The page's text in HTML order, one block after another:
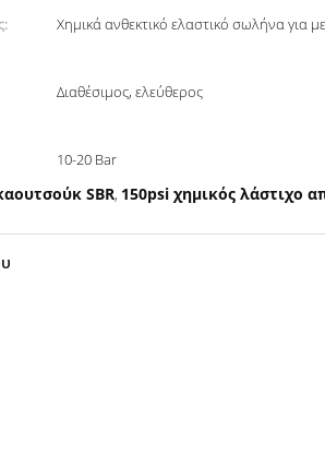
Χημικά ανθεκτικό ελαστικό σωλήνα για
Διαθέσιμος, ελεύθερος
10-20 Bar
SBR, 150psi χημικός λάστιχο